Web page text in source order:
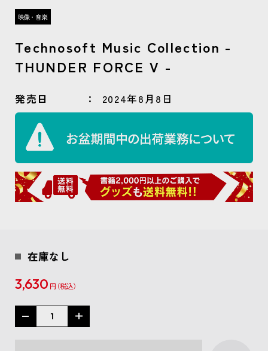
Technosoft Music Collection -
THUNDER FORCE V -
発売日 2024年8月8日
在庫なし
3,630 円